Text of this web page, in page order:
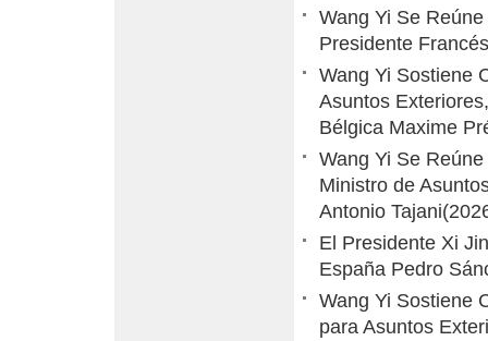
Wang Yi Se
Presidente Francés
Wang Yi Sostiene
Asuntos
Bélgica Maxime
Wang Yi Se
Ministro de
Antonio Tajani
El Presidente Xi
España Pedro
Wang Yi Sostiene
para Asuntos